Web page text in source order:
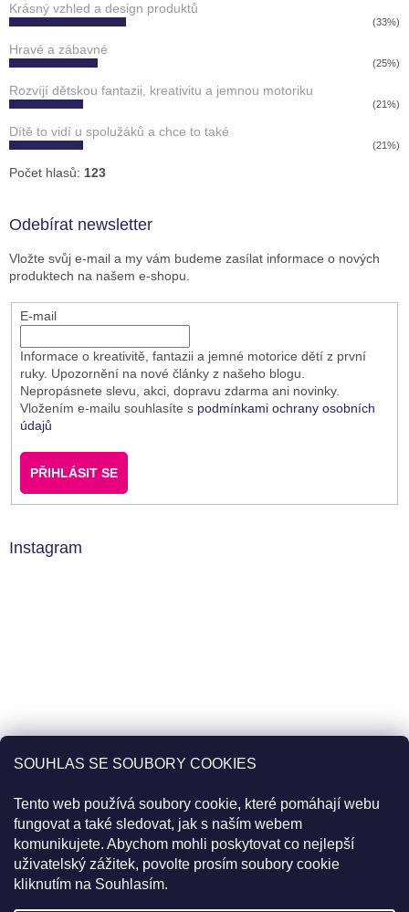
SOUHLAS SE SOUBORY COOKIES
Tento web používá soubory cookie, které pomáhají webu
fungovat a také sledovat, jak s naším webem
komunikujete. Abychom mohli poskytovat co nejlepší
uživatelský zážitek, povolte prosím soubory cookie
kliknutím na Souhlasím.
Pro slevu 22% použijte v košíku kód
Krásný vzhled a design produktů
(33%)
Hravé a zábavné
(25%)
Rozvíjí dětskou fantazii, kreativitu a jemnou motoriku
(21%)
Dítě to vidí u spolužáků a chce to také
(21%)
Počet hlasů: 123
Odebírat newsletter
Vložte svůj e-mail a my vám budeme zasílat informace o nových
produktech na našem e-shopu.
E-mail
Informace o kreativitě, fantazii a jemné motorice dětí z první
ruky. Upozornění na nové články z našeho blogu.
Nepropásnete slevu, akci, dopravu zdarma ani novinky.
Vložením e-mailu souhlasíte s podmínkami ochrany osobních
údajů
PŘIHLÁSIT SE
Instagram
Sledovat na Instagramu